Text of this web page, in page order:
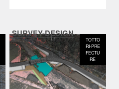
SURVEY-DESIGN
TOTTO
RI-PRE
FECTU
RE